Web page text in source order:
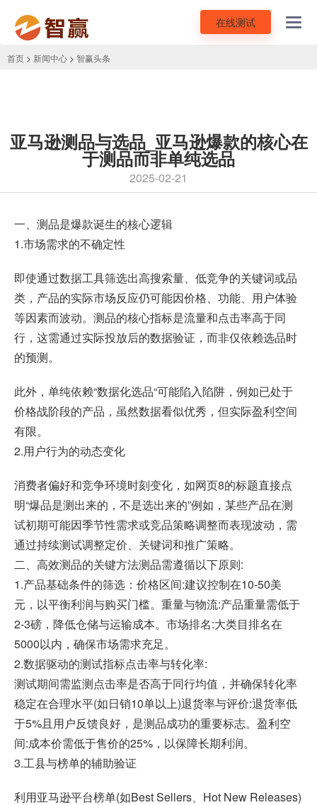
在线测试
首页 > 新闻中心 > 智赢头条
亚马逊测品与选品_亚马逊爆款的核心在
于测品而非单纯选品
2025-02-21
一、测品是爆款诞生的核心逻辑
1.市场需求的不确定性
即使通过数据工具筛选出高搜索量、低竞争的关键词或品
类，产品的实际市场反应仍可能因价格、功能、用户体验
等因素而波动。测品的核心指标是流量和点击率高于同
行，这需通过实际投放后的数据验证，而非仅依赖选品时
的预测。
此外，单纯依赖“数据化选品“可能陷入陷阱，例如已处于
价格战阶段的产品，虽然数据看似优秀，但实际盈利空间
有限。
2.用户行为的动态变化
消费者偏好和竞争环境时刻变化，如网页8的标题直接点
明“爆品是测出来的，不是选出来的”例如，某些产品在测
试初期可能因季节性需求或竞品策略调整而表现波动，需
通过持续测试调整定价、关键词和推广策略。
二、高效测品的关键方法测品需遵循以下原则:
1.产品基础条件的筛选：价格区间:建议控制在10-50美
元，以平衡利润与购买门槛。重量与物流:产品重量需低于
2-3磅，降低仓储与运输成本。市场排名:大类目排名在
5000以内，确保市场需求充足。
2.数据驱动的测试指标点击率与转化率:
测试期间需监测点击率是否高于同行均值，并确保转化率
稳定在合理水平(如日销10单以上)退货率与评价:退货率低
于5%且用户反馈良好，是测品成功的重要标志。盈利空
间:成本价需低于售价的25%，以保障长期利润。
3.工县与榜单的辅助验证
利用亚马逊平台榜单(如Best Sellers、Hot New Releases)